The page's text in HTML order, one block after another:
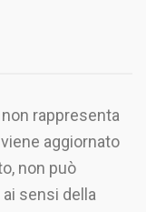
rappresenta
aggiornato
non può
sensi della